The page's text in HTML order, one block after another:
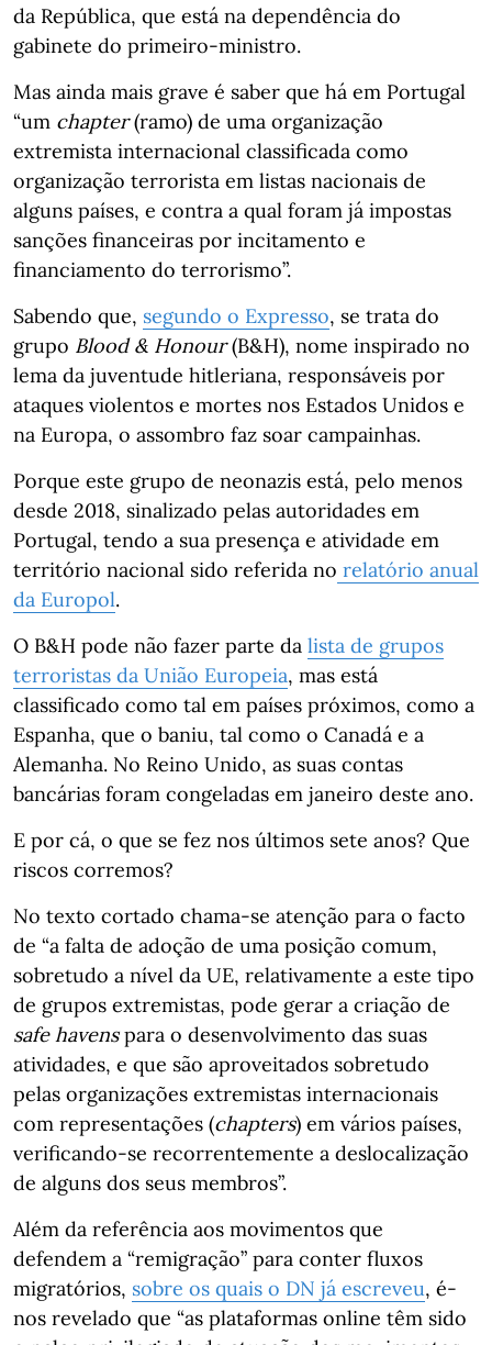
da República, que está na dependência do
gabinete do primeiro-ministro.
Mas ainda mais grave é saber que há em Portugal
“um chapter(ramo) de uma organização
extremista internacional classificada como
organização terrorista em listas nacionais de
alguns países, e contra a qual foram já impostas
sanções financeiras por incitamento e
financiamento do terrorismo”.
Sabendo que, segundo o Expresso, se trata do
grupo Blood & Honour(B&H), nome inspirado no
lema da juventude hitleriana, responsáveis por
ataques violentos e mortes nos Estados Unidos e
na Europa, o assombro faz soar campainhas.
Porque este grupo de neonazis está, pelo menos
desde 2018, sinalizado pelas autoridades em
Portugal, tendo a sua presença e atividade em
território nacional sido referida no relatório anual
da Europol.
O B&H pode não fazer parte da lista de grupos
terroristas da União Europeia, mas está
classificado como tal em países próximos, como a
Espanha, que o baniu, tal como o Canadá e a
Alemanha. No Reino Unido, as suas contas
bancárias foram congeladas em janeiro deste ano.
E por cá, o que se fez nos últimos sete anos? Que
riscos corremos?
No texto cortado chama-se atenção para o facto
de “a falta de adoção de uma posição comum,
sobretudo a nível da UE, relativamente a este tipo
de grupos extremistas, pode gerar a criação de
safe havenspara o desenvolvimento das suas
atividades, e que são aproveitados sobretudo
pelas organizações extremistas internacionais
com representações (chapters) em vários países,
verificando-se recorrentemente a deslocalização
de alguns dos seus membros”.
Além da referência aos movimentos que
defendem a “remigração” para conter fluxos
migratórios, sobre os quais o DN já escreveu, é-
nos revelado que “as plataformas online têm sido